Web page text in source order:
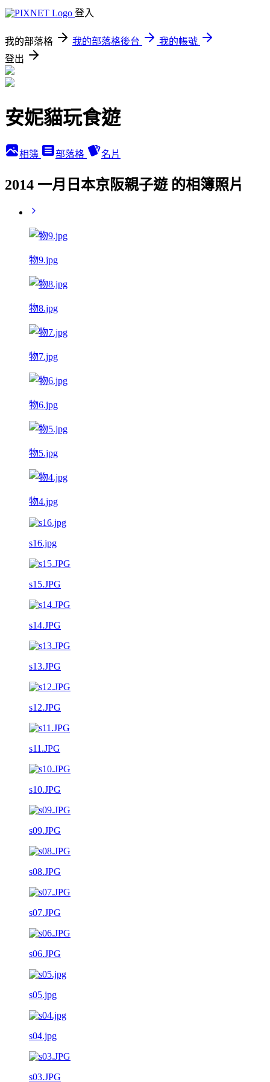
登入
我的部落格 我的部落格後台
我的帳號
登出
安妮貓玩食遊
相簿 部落格 名片
2014 一月日本京阪親子遊 的相簿照片
物9.jpg
物8.jpg
物7.jpg
物6.jpg
物5.jpg
物4.jpg
s16.jpg
s15.JPG
s14.JPG
s13.JPG
s12.JPG
s11.JPG
s10.JPG
s09.JPG
s08.JPG
s07.JPG
s06.JPG
s05.jpg
s04.jpg
s03.JPG